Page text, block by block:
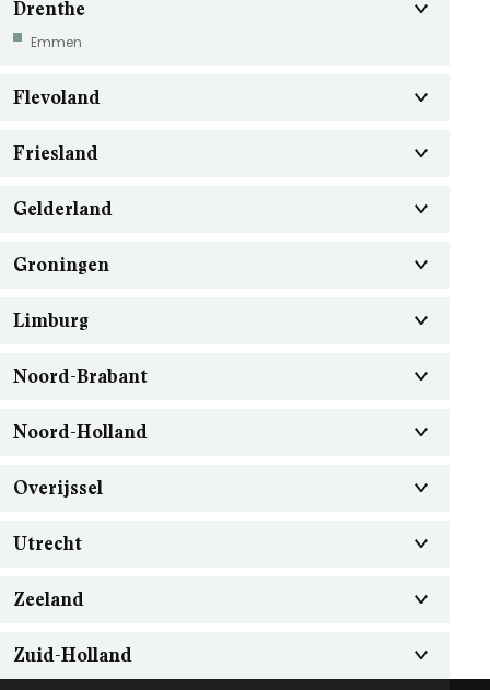
Drenthe
Emmen
Flevoland
Friesland
Gelderland
Groningen
Limburg
Noord-Brabant
Noord-Holland
Overijssel
Utrecht
Zeeland
Zuid-Holland